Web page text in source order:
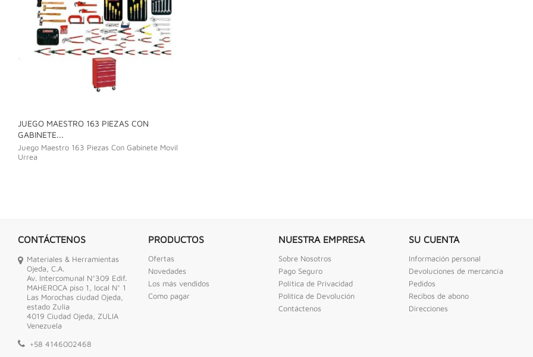
JUEGO MAESTRO 163 PIEZAS CON
GABINETE...
Juego Maestro 163 Piezas Con Gabinete Movil
Urrea
CONTÁCTENOS
Materiales & Herramientas
Ojeda, C.A.
Av. Intercomunal N°309 Edif.
MAHEROCA piso 1, local N° 1
Las Morochas ciudad Ojeda,
estado Zulia
4019 Ciudad Ojeda, ZULIA
Venezuela
+58 4146002468
PRODUCTOS
Ofertas
Novedades
Los más vendidos
Como pagar
NUESTRA EMPRESA
Sobre Nosotros
Pago Seguro
Política de Privacidad
Politica de Devolución
Contáctenos
SU CUENTA
Información personal
Devoluciones de mercancía
Pedidos
Recibos de abono
Direcciones